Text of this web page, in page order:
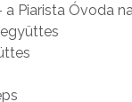
a Piarista Óvoda